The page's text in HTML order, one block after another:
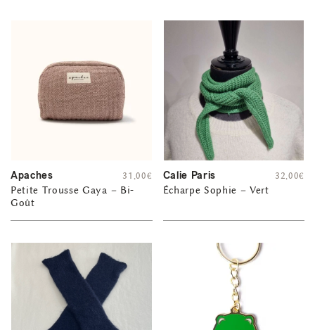
Apaches
Petite Trousse Gaya – Bi-
Goût
31,00€ Calie Paris
Écharpe Sophie – Vert
32,00€